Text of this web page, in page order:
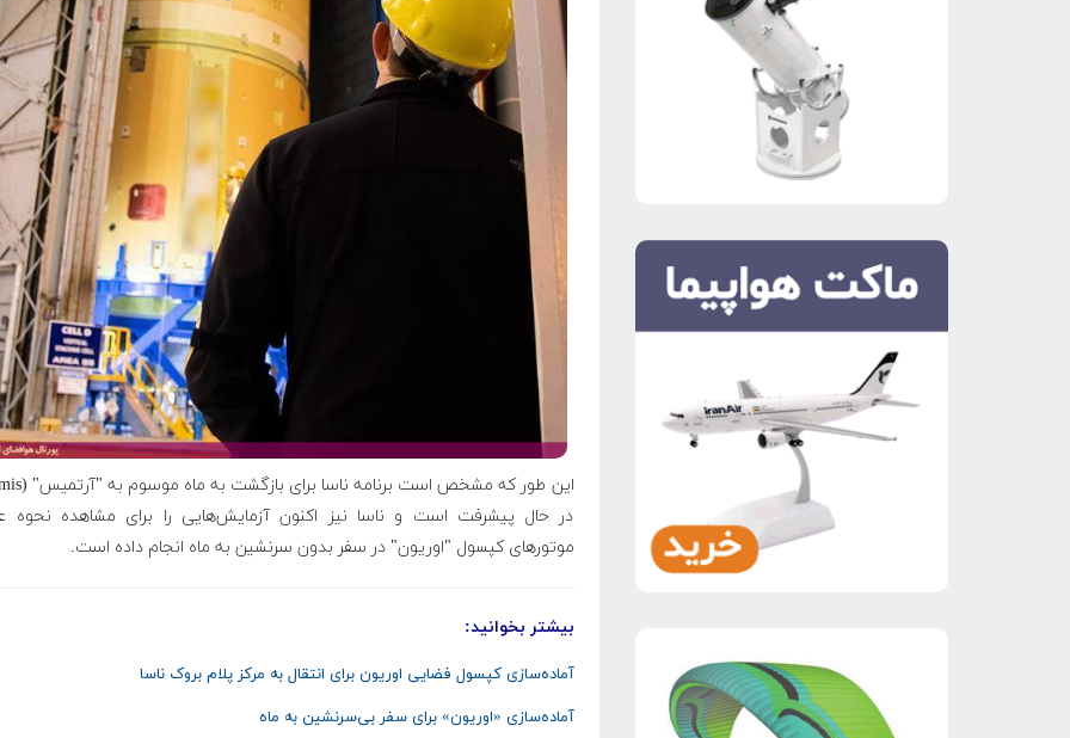
در حال پیشرفت است و ناسا نیز اکنون آزمایش‌هایی را برای مشاهده نحوه
موتورهای کپسول "اوریون" در سفر بدون سرنشین به ماه انجام داده است.
بیشتر بخوانید:
آماده‌سازی کپسول فضایی اوریون برای انتقال به مرکز پلام بروک ناسا
آماده‌سازی «اوریون» برای سفر بی‌سرنشین به ماه